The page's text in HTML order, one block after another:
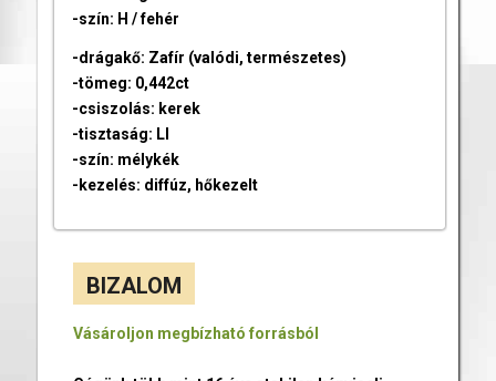
-szín: H / fehér
-drágakő: Zafír (valódi, természetes)
-tömeg: 0,442ct
-csiszolás: kerek
-tisztaság: LI
-szín: mélykék
-kezelés: diffúz, hőkezelt
BIZALOM
Vásároljon megbízható forrásból